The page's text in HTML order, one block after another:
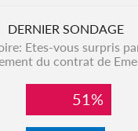
DERNIER SONDAGE
Etes-vous surpris
du contrat de
51%